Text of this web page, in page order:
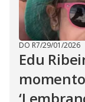
DO R7/29/01/2026
Edu